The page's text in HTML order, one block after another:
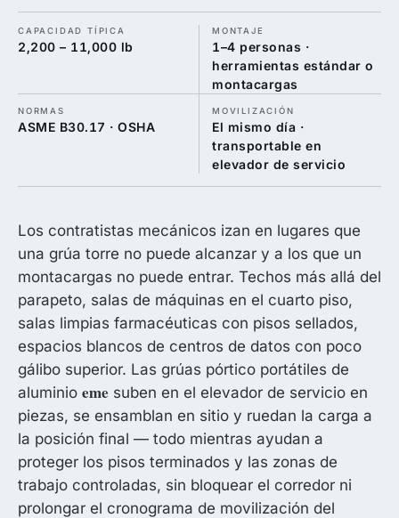
CAPACIDAD TÍPICA
2,200 – 11,000 lb
MONTAJE
1–4 personas ·
herramientas estándar o
montacargas
NORMAS
ASME B30.17 · OSHA
MOVILIZACIÓN
El mismo día ·
transportable en
elevador de servicio
Los contratistas mecánicos izan en lugares que
una grúa torre no puede alcanzar y a los que un
montacargas no puede entrar. Techos más allá del
parapeto, salas de máquinas en el cuarto piso,
salas limpias farmacéuticas con pisos sellados,
espacios blancos de centros de datos con poco
gálibo superior. Las grúas pórtico portátiles de
aluminio eme suben en el elevador de servicio en
piezas, se ensamblan en sitio y ruedan la carga a
la posición final — todo mientras ayudan a
proteger los pisos terminados y las zonas de
trabajo controladas, sin bloquear el corredor ni
prolongar el cronograma de movilización del